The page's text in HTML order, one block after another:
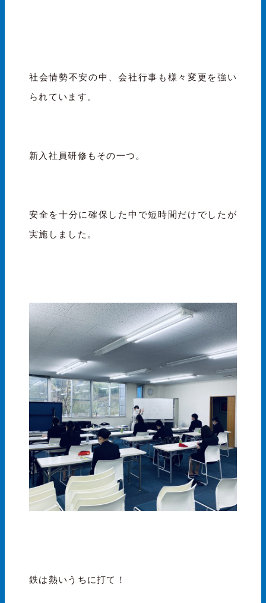
社会情勢不安の中、会社行事も様々変更を強い
られています。
新入社員研修もその一つ。
安全を十分に確保した中で短時間だけでしたが
実施しました。
鉄は熱いうちに打て！